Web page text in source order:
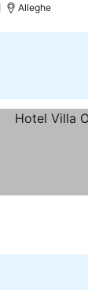
Alleghe